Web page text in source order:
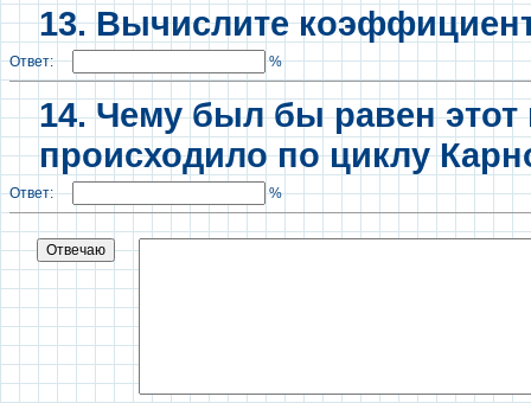
13. Вычислите
Ответ: %
14. Чему был бы равен этот
происходило по циклу
Ответ: %